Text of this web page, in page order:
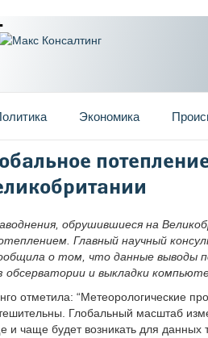
меню
Экономика
здесь
обрушившиеся на
Главный научный
о том, что данные выводы
обсерватории и выкладки
отметила: “Метеорологические
Глобальный масштаб
и чаще будет возникать для данных